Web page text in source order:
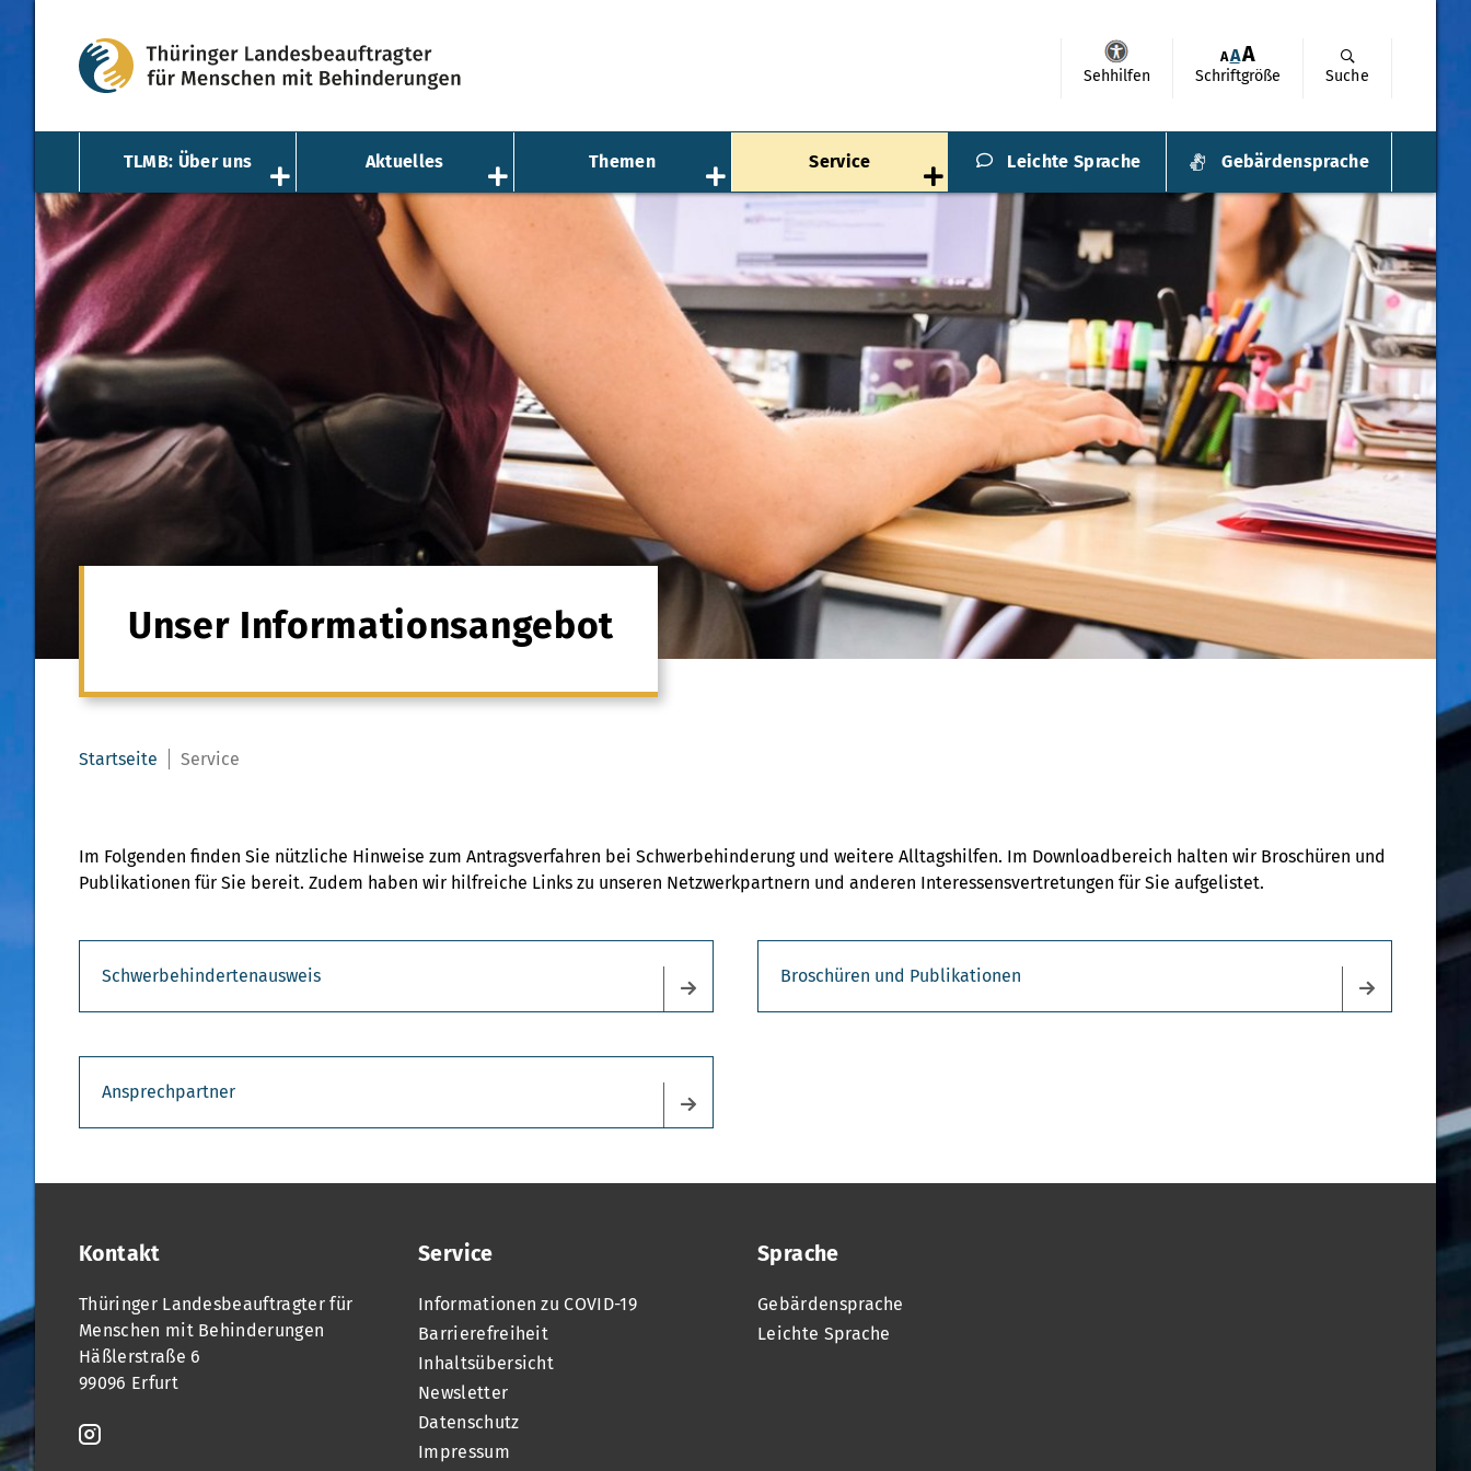
Sehhilfen
AAA
Schriftgröße Suche
TLMB: Über uns Aktuelles Themen Service Leichte Sprache Gebärdensprache
Unser Informationsangebot
Startseite Service
Im Folgenden finden Sie nützliche Hinweise zum Antragsverfahren bei Schwerbehinderung und weitere Alltagshilfen. Im Downloadbereich halten wir Broschüren und
Publikationen für Sie bereit. Zudem haben wir hilfreiche Links zu unseren Netzwerkpartnern und anderen Interessensvertretungen für Sie aufgelistet.
Schwerbehindertenausweis Broschüren und Publikationen
Ansprechpartner
Kontakt
Thüringer Landesbeauftragter für
Menschen mit Behinderungen
Häßlerstraße 6
99096 Erfurt
Service
Informationen zu COVID-19
Barrierefreiheit
Inhaltsübersicht
Newsletter
Datenschutz
Impressum
Sprache
Gebärdensprache
Leichte Sprache